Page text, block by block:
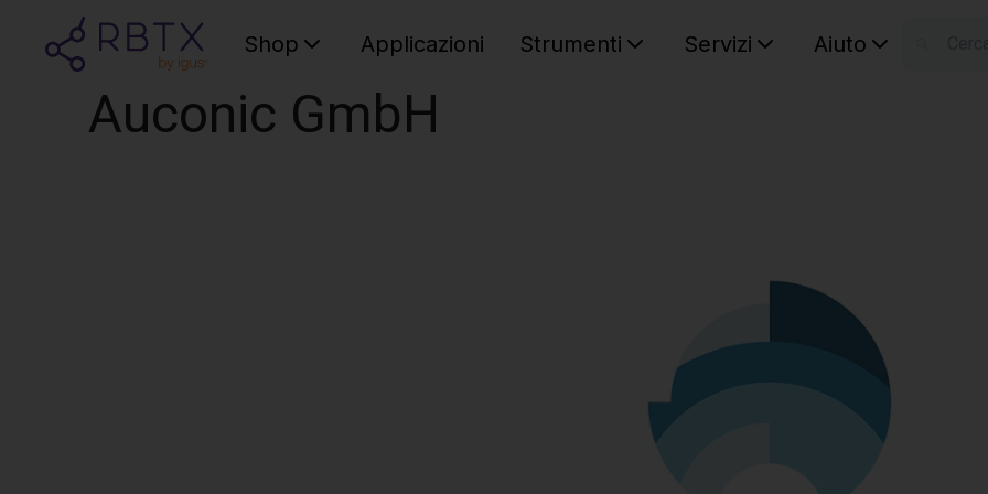
Shop Applicazioni Strumenti Servizi Aiuto
Auconic GmbH